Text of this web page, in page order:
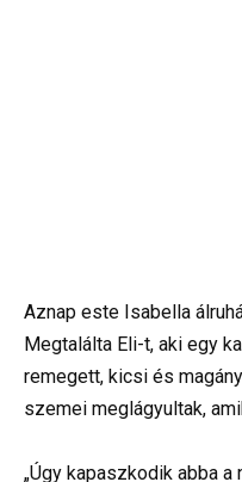
Aznap este Isabella
Megtalálta Eli-t, aki egy
remegett, kicsi és
szemei meglágyultak,
„Úgy kapaszkodik abba a